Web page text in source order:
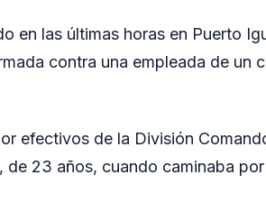
en las últimas horas en Puerto
contra una empleada de un
efectivos de la División
de 23 años, cuando caminaba